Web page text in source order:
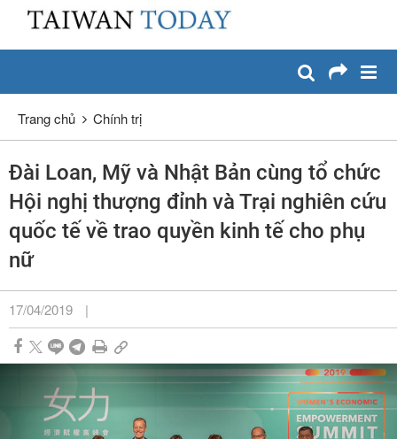
Chuyển đến nội dung chính
Trang chủ Chính trị
Đài Loan, Mỹ và Nhật Bản cùng tổ chức
Hội nghị thượng đỉnh và Trại nghiên cứu
quốc tế về trao quyền kinh tế cho phụ
nữ
17/04/2019 |